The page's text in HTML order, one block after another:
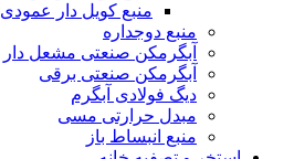
منبع کویل دار عمودی
منبع دوجداره
آبگرمکن صنعتی مشعل دار
آبگرمکن صنعتی برقی
دیگ فولادی آبگرم
مبدل حرارتی مسی
منبع انبساط باز